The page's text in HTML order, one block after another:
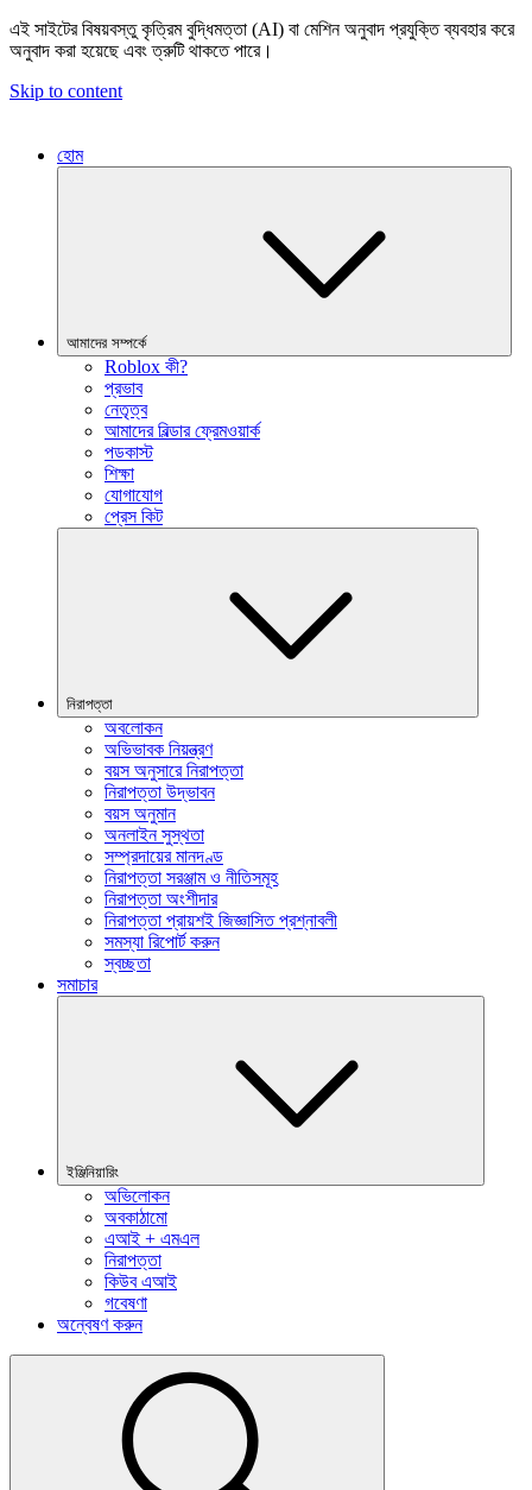
এই সাইটের বিষয়বস্তু কৃত্রিম বুদ্ধিমত্তা (AI) বা মেশিন অনুবাদ প্রযুক্তি ব্যবহার করে
অনুবাদ করা হয়েছে এবং ত্রুটি থাকতে পারে।
Skip to content
হোম
আমাদের সম্পর্কে
Roblox কী?
প্রভাব
নেতৃত্ব
আমাদের বিল্ডার ফ্রেমওয়ার্ক
পডকাস্ট
শিক্ষা
যোগাযোগ
প্রেস কিট
নিরাপত্তা
অবলোকন
অভিভাবক নিয়ন্ত্রণ
বয়স অনুসারে নিরাপত্তা
নিরাপত্তা উদ্ভাবন
বয়স অনুমান
অনলাইন সুস্থতা
সম্প্রদায়ের মানদণ্ড
নিরাপত্তা সরঞ্জাম ও নীতিসমূহ
নিরাপত্তা অংশীদার
নিরাপত্তা প্রায়শই জিজ্ঞাসিত প্রশ্নাবলী
সমস্যা রিপোর্ট করুন
স্বচ্ছতা
সমাচার
ইঞ্জিনিয়ারিং
অভিলোকন
অবকাঠামো
এআই + এমএল
নিরাপত্তা
কিউব এআই
গবেষণা
অন্বেষণ করুন